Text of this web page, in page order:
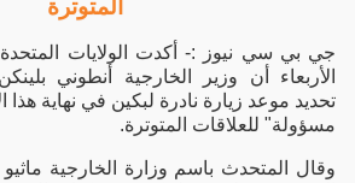
المتوترة
جي بي سي نيوز :- أكدت الولايات المتحدة
الأربعاء أن وزير الخارجية أنطوني
تحديد موعد زيارة نادرة لبكين في نهاية هذا
مسؤولة" للعلاقات المتوترة.
وقال المتحدث باسم وزارة الخارجية